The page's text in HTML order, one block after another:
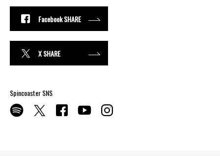
Facebook SHARE
X SHARE
Spincoaster SNS